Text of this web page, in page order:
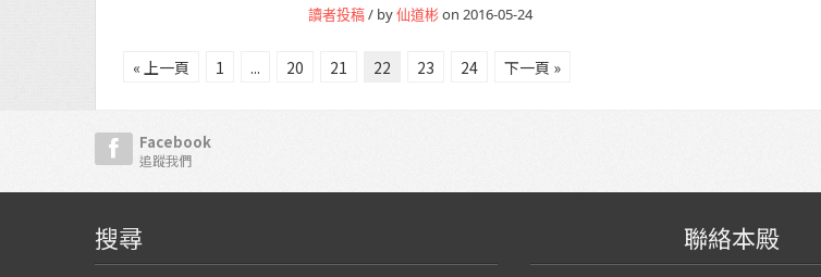
讀者投稿/ by仙道彬on 2016-05-24
« 上一頁 1 ... 20 21 22 23 24 下一頁 »
Facebook
追蹤我們
搜尋 聯絡本殿